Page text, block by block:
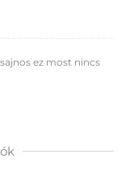
ez most nincs